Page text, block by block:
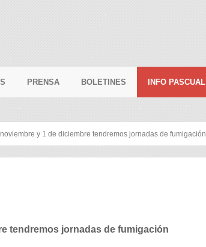
PRENSA BOLETINES INFO PASCUAL
y 1 de diciembre tendremos jornadas de fumigación
tendremos jornadas de fumigación